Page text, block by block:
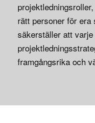
rätt personer för era
säkerställer att
framgångsrika och